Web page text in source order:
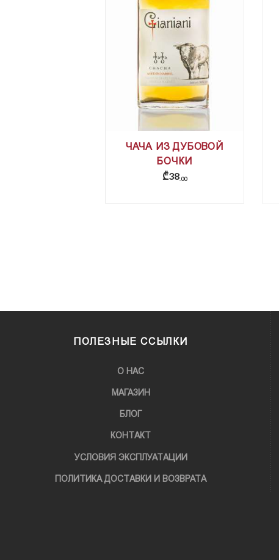
ЧАЧА ИЗ ДУБОВОЙ
БОЧКИ
₾3800
ПОЛЕЗНЫЕ ССЫЛКИ
О НАС
МАГАЗИН
БЛОГ
КОНТАКТ
УСЛОВИЯ ЭКСПЛУАТАЦИИ
ПОЛИТИКА ДОСТАВКИ И ВОЗВРАТА